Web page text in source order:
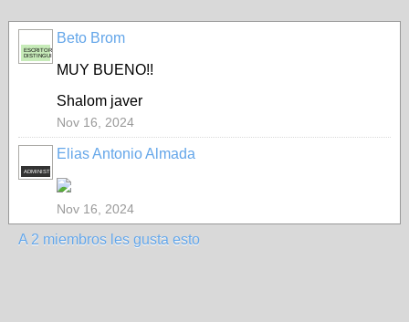
ESCRITOR
DISTINGUIDO
Beto Brom
MUY BUENO!!
Shalom javer
Nov 16, 2024
ADMINISTRADOR
Elias Antonio Almada
Nov 16, 2024
A 2 miembros les gusta esto